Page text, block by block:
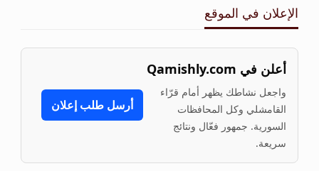
الإعلان في الموقع
أعلن في Qamishly.com
واجعل نشاطك يظهر أمام قرّاء
القامشلي وكل المحافظات
السورية. جمهور فعّال ونتائج
سريعة.
أرسل طلب إعلان